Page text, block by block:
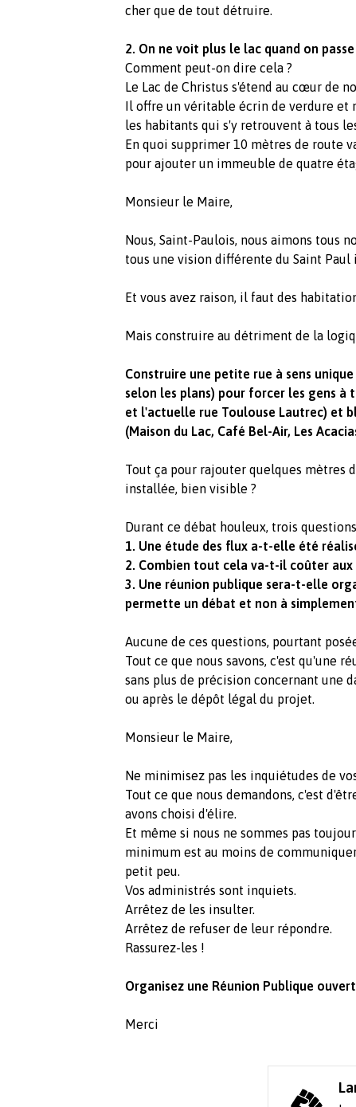
cher que de tout détruire.
2. On ne voit plus le lac quand on
Comment peut-on dire cela ?
Le Lac de Christus s'étend au cœur de
Il offre un véritable écrin de verdure
les habitants qui s'y retrouvent à tous
En quoi supprimer 10 mètres de route
pour ajouter un immeuble de quatre
Monsieur le Maire,
Nous, Saint-Paulois, nous aimons tous
tous une vision différente du Saint Paul
Et vous avez raison, il faut des
Mais construire au détriment de la
Construire une petite rue à sens
selon les plans) pour forcer les gens
et l'actuelle rue Toulouse Lautrec) et
(Maison du Lac, Café Bel-Air, Les
Tout ça pour rajouter quelques mètres
installée, bien visible ?
Durant ce débat houleux, trois
1. Une étude des flux a-t-elle été
2. Combien tout cela va-t-il coûter aux
3. Une réunion publique sera-t-elle
permette un débat et non à
Aucune de ces questions, pourtant
Tout ce que nous savons, c'est qu'une
sans plus de précision concernant une
ou après le dépôt légal du projet.
Monsieur le Maire,
Ne minimisez pas les inquiétudes de
Tout ce que nous demandons, c'est
avons choisi d'élire.
Et même si nous ne sommes pas
minimum est au moins de
petit peu.
Vos administrés sont inquiets.
Arrêtez de les insulter.
Arrêtez de refuser de leur répondre.
Rassurez-les !
Organisez une Réunion Publique
Merci